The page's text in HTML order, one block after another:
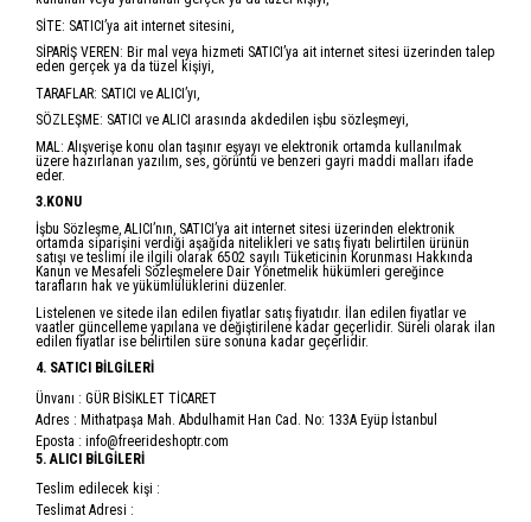
SİTE: SATICI’ya ait internet sitesini,
SİPARİŞ VEREN: Bir mal veya hizmeti SATICI’ya ait internet sitesi üzerinden talep
eden gerçek ya da tüzel kişiyi,
TARAFLAR: SATICI ve ALICI’yı,
SÖZLEŞME: SATICI ve ALICI arasında akdedilen işbu sözleşmeyi,
MAL: Alışverişe konu olan taşınır eşyayı ve elektronik ortamda kullanılmak
üzere hazırlanan yazılım, ses, görüntü ve benzeri gayri maddi malları ifade
eder.
3.KONU
İşbu Sözleşme, ALICI’nın, SATICI’ya ait internet sitesi üzerinden elektronik
ortamda siparişini verdiği aşağıda nitelikleri ve satış fiyatı belirtilen ürünün
satışı ve teslimi ile ilgili olarak 6502 sayılı Tüketicinin Korunması Hakkında
Kanun ve Mesafeli Sözleşmelere Dair Yönetmelik hükümleri gereğince
tarafların hak ve yükümlülüklerini düzenler.
Listelenen ve sitede ilan edilen fiyatlar satış fiyatıdır. İlan edilen fiyatlar ve
vaatler güncelleme yapılana ve değiştirilene kadar geçerlidir. Süreli olarak ilan
edilen fiyatlar ise belirtilen süre sonuna kadar geçerlidir.
4. SATICI BİLGİLERİ
Ünvanı : GÜR BİSİKLET TİCARET
Adres : Mithatpaşa Mah. Abdulhamit Han Cad. No: 133A Eyüp İstanbul
Eposta : info@freerideshoptr.com
5. ALICI BİLGİLERİ
Teslim edilecek kişi :
Teslimat Adresi :